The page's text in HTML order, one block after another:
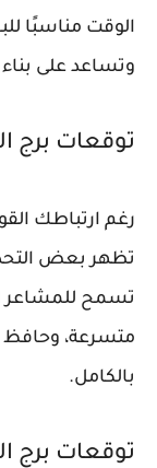
الوقت مناسبًا
وتساعد على
توقعات برج
رغم ارتباطك
تظهر بعض
تسمح للمشاعر
متسرعة،
بالكامل.
توقعات برج